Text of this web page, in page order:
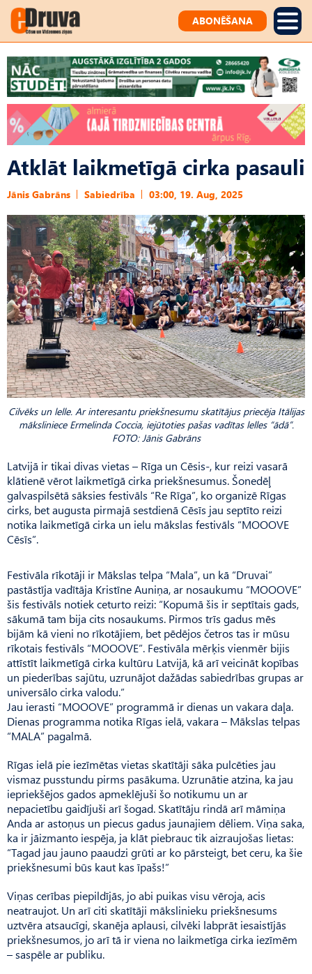
ABONĒŠANA
Atklāt laikmetīgā cirka pasauli
Jānis Gabrāns Sabiedrība 03:00, 19. Aug, 2025
Cilvēks un lelle. Ar interesantu priekšnesumu skatītājus priecēja Itālijas
māksliniece Ermelinda Coccia, iejūtoties pašas vadītas lelles “ādā”.
FOTO: Jānis Gabrāns
Latvijā ir tikai divas vietas – Rīga un Cēsis-, kur reizi vasarā
klātienē vērot laikmetīgā cirka priekšnesumus. Šonedēļ
galvaspilsētā sāksies festivāls “Re Rīga”, ko organizē Rīgas
cirks, bet augusta pirmajā sestdienā Cēsīs jau septīto reizi
notika laikmetīgā cirka un ielu mākslas festivāls “MOOOVE
Cēsīs”.
Festivāla rīkotāji ir Mākslas telpa “Mala”, un kā “Druvai”
pastāstīja vadītāja Kristīne Auniņa, ar nosaukumu “MOOOVE”
šis festivāls notiek ceturto reizi: “Kopumā šis ir septītais gads,
sākumā tam bija cits nosaukums. Pirmos trīs gadus mēs
bijām kā vieni no rīkotājiem, bet pēdējos četros tas ir mūsu
rīkotais festivāls “MOOOVE”. Festivāla mērķis vienmēr bijis
attīstīt laikmetīgā cirka kultūru Latvijā, kā arī veicināt kopības
un piederības sajūtu, uzrunājot dažādas sabiedrības grupas ar
universālo cirka valodu.”
Jau ierasti “MOOOVE” programmā ir dienas un vakara daļa.
Dienas programma notika Rīgas ielā, vakara – Mākslas telpas
“MALA” pagalmā.
Rīgas ielā pie iezīmētas vietas skatītāji sāka pulcēties jau
vismaz pusstundu pirms pasākuma. Uzrunātie atzina, ka jau
iepriekšējos gados apmeklējuši šo notikumu un ar
nepacietību gaidījuši arī šogad. Skatītāju rindā arī māmiņa
Anda ar astoņus un piecus gadus jaunajiem dēliem. Viņa saka,
ka ir jāizmanto iespēja, ja klāt piebrauc tik aizraujošas lietas:
“Tagad jau jauno paaudzi grūti ar ko pārsteigt, bet ceru, ka šie
priekšnesumi būs kaut kas īpašs!”
Viņas cerības piepildījās, jo abi puikas visu vēroja, acis
neatraujot. Un arī citi skatītāji mākslinieku priekšnesums
uztvēra atsaucīgi, skanēja aplausi, cilvēki labprāt iesaistījās
priekšnesumos, jo arī tā ir viena no laikmetīga cirka iezīmēm
– saspēle ar publiku.